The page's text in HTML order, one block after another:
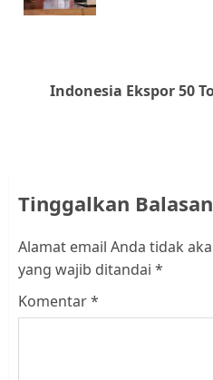
NextIndonesia Ekspor 50
Tinggalkan Balasan
Alamat email Anda tidak
yang wajib ditandai *
Komentar*